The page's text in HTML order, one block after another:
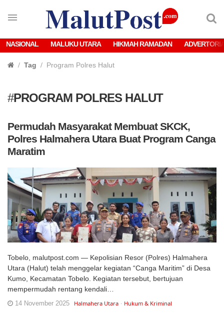
NASIONAL MALUKU UTARA HIKMAH RAMADAN
Tag Program Polres Halut
#PROGRAM POLRES HALUT
Permudah Masyarakat Membuat SKCK,
Polres Halmahera Utara Buat Program Canga
Maratim
Tobelo, malutpost.com — Kepolisian Resor (Polres) Halmahera
Utara (Halut) telah menggelar kegiatan “Canga Maritim” di Desa
Kumo, Kecamatan Tobelo. Kegiatan tersebut, bertujuan
mempermudah rentang kendali…
14 November 2025 Halmahera Utara Hukum & Kriminal